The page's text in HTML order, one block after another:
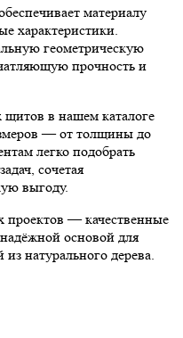
материалу
характеристики.
геометрическую
прочность и
в нашем каталоге
— от толщины до
легко подобрать
сочетая
выгоду.
— качественные
основой для
натурального дерева.